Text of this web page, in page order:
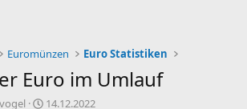
Euromünzen Euro Statistiken
Euro im Umlauf
E14.12.2022